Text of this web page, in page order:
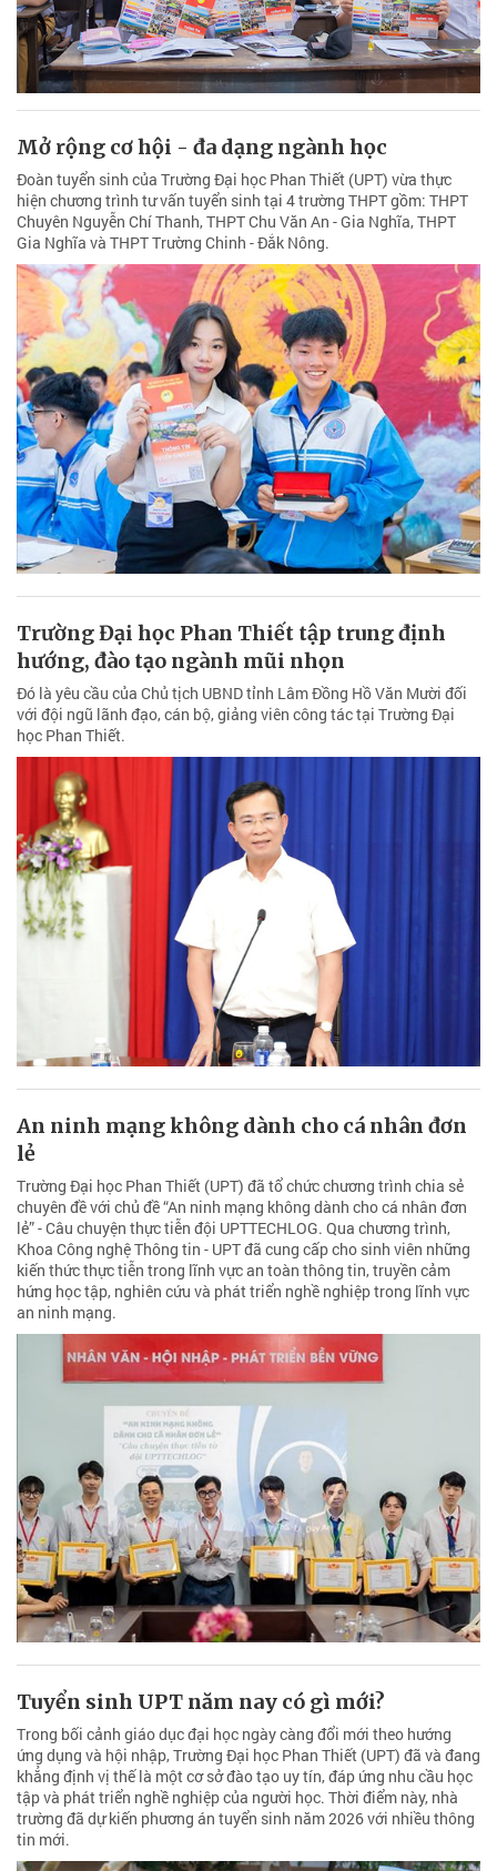
Mở rộng cơ hội - đa dạng ngành học
Đoàn tuyển sinh của Trường Đại học Phan Thiết (UPT) vừa thực
hiện chương trình tư vấn tuyển sinh tại 4 trường THPT gồm: THPT
Chuyên Nguyễn Chí Thanh, THPT Chu Văn An - Gia Nghĩa, THPT
Gia Nghĩa và THPT Trường Chinh - Đắk Nông.
Trường Đại học Phan Thiết tập trung định
hướng, đào tạo ngành mũi nhọn
Đó là yêu cầu của Chủ tịch UBND tỉnh Lâm Đồng Hồ Văn Mười đối
với đội ngũ lãnh đạo, cán bộ, giảng viên công tác tại Trường Đại
học Phan Thiết.
An ninh mạng không dành cho cá nhân đơn
lẻ
Trường Đại học Phan Thiết (UPT) đã tổ chức chương trình chia sẻ
chuyên đề với chủ đề “An ninh mạng không dành cho cá nhân đơn
lẻ” - Câu chuyện thực tiễn đội UPTTECHLOG. Qua chương trình,
Khoa Công nghệ Thông tin - UPT đã cung cấp cho sinh viên những
kiến thức thực tiễn trong lĩnh vực an toàn thông tin, truyền cảm
hứng học tập, nghiên cứu và phát triển nghề nghiệp trong lĩnh vực
an ninh mạng.
Tuyển sinh UPT năm nay có gì mới?
Trong bối cảnh giáo dục đại học ngày càng đổi mới theo hướng
ứng dụng và hội nhập, Trường Đại học Phan Thiết (UPT) đã và đang
khẳng định vị thế là một cơ sở đào tạo uy tín, đáp ứng nhu cầu học
tập và phát triển nghề nghiệp của người học. Thời điểm này, nhà
trường đã dự kiến phương án tuyển sinh năm 2026 với nhiều thông
tin mới.